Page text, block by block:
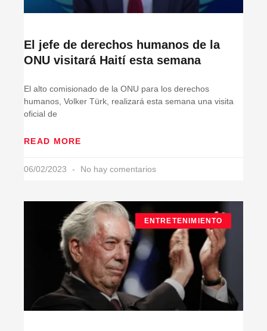
El jefe de derechos humanos de la
ONU visitará Haití esta semana
El alto comisionado de la ONU para los derechos
humanos, Volker Türk, realizará esta semana una visita
oficial de
READ MORE
06/02/2023 No hay comentarios
ENTRETENIMIENTO